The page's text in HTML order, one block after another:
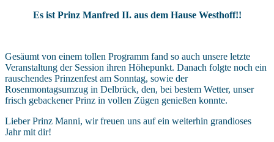
Es ist Prinz Manfred II. aus dem Hause Westhoff!!
Gesäumt von einem tollen Programm fand so auch unsere letzte
Veranstaltung der Session ihren Höhepunkt. Danach folgte noch ein
rauschendes Prinzenfest am Sonntag, sowie der
Rosenmontagsumzug in Delbrück, den, bei bestem Wetter, unser
frisch gebackener Prinz in vollen Zügen genießen konnte.
Lieber Prinz Manni, wir freuen uns auf ein weiterhin grandioses
Jahr mit dir!